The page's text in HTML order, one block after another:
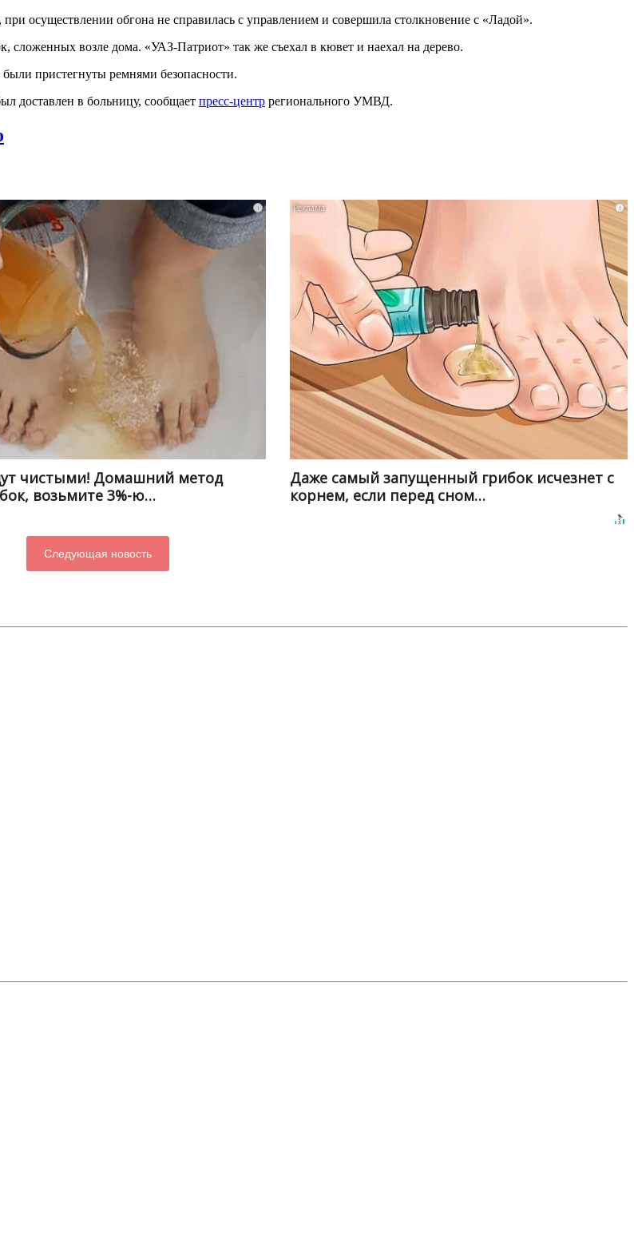
осуществлении обгона не справилась с управлением и совершила столкновение с «Ладой».
сложенных возле дома. «УАЗ-Патриот» так же съехал в кювет и наехал на дерево.
пристегнуты ремнями безопасности.
доставлен в больницу, сообщает пресс-центр регионального УМВД.
i
чистыми! Домашний метод
возьмите 3%-ю…
i
Даже самый запущенный грибок исчезнет с
корнем, если перед сном…
Следующая новость